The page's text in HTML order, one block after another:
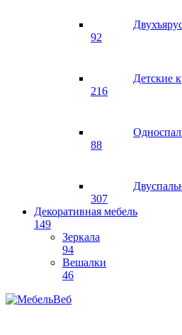
92
Детские
216
88
307
Декоративная мебель
149
Зеркала
94
Вешалки
46